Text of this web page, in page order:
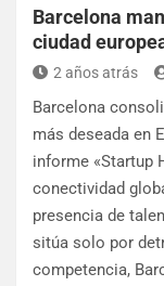
Barcelona
ciudad
2 años atrás
Barcelona
más deseada en
informe «Startup
conectividad
presencia de
sitúa solo por
competencia,